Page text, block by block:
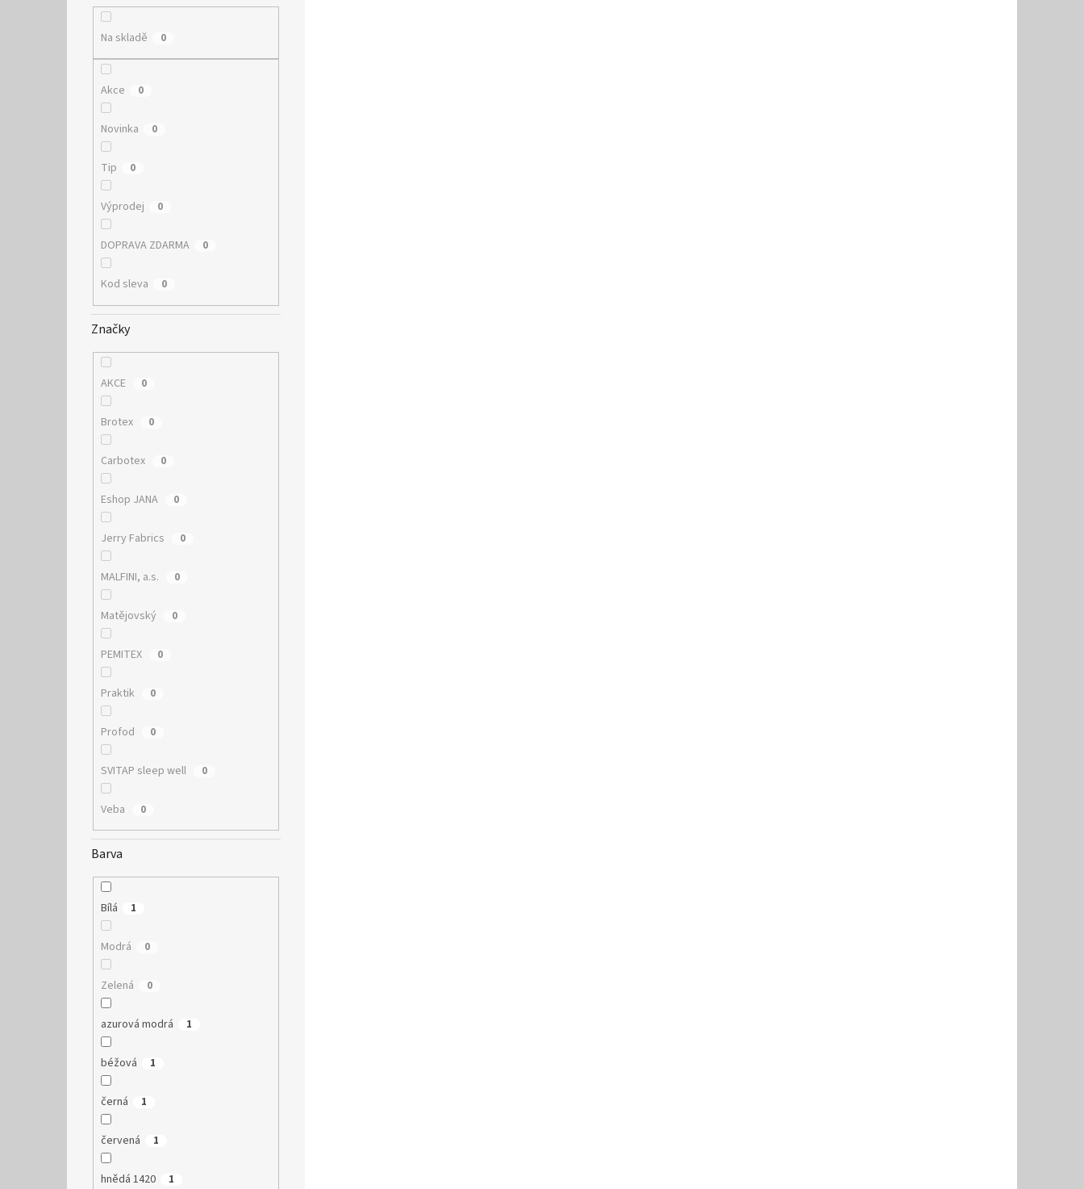
Na skladě 0
Akce 0
Novinka 0
Tip 0
Výprodej 0
DOPRAVA ZDARMA 0
Kod sleva 0
Značky
AKCE 0
Brotex 0
Carbotex 0
Eshop JANA 0
Jerry Fabrics 0
MALFINI, a.s. 0
Matějovský 0
PEMITEX 0
Praktik 0
Profod 0
SVITAP sleep well 0
Veba 0
Barva
Bílá 1
Modrá 0
Zelená 0
azurová modrá 1
béžová 1
černá 1
červená 1
hnědá 1420 1